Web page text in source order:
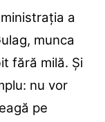
a
munca
fără milă. Și
nu vor
pe